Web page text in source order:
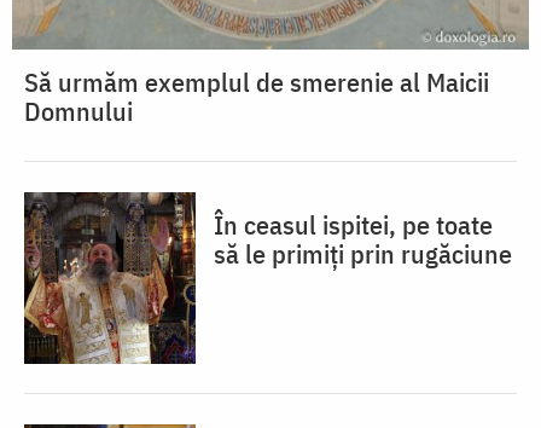
Să urmăm exemplul de smerenie al Maicii
Domnului
În ceasul ispitei, pe toate
să le primiți prin rugăciune